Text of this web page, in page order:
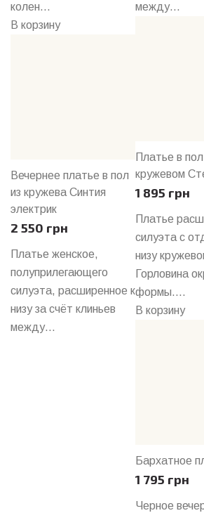
колен...
В корзину
Вечернее платье в пол
из кружева Синтия
электрик
2 550 грн
Платье женское,
полуприлегающего
силуэта, расширенное к
низу за счёт клиньев
между...
между...
Платье в
кружевом
1 895 грн
Платье
силуэта с
низу
Горловина
формы....
В корзину
Бархатное
1 795 грн
Черное